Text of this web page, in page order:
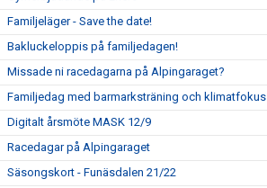
Familjeläger - Save the date!
Bakluckeloppis på familjedagen!
Missade ni racedagarna på Alpingaraget?
Familjedag med barmarksträning och klimatfokus
Digitalt årsmöte MASK 12/9
Racedagar på Alpingaraget
Säsongskort - Funäsdalen 21/22